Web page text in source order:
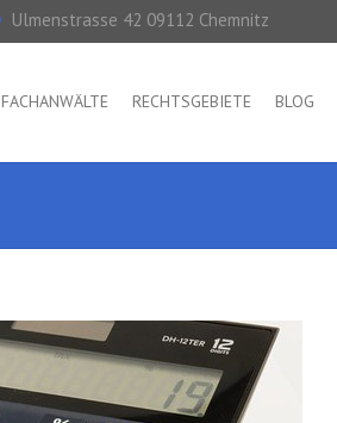
Ulmenstrasse 42 09112 Chemnitz
FACHANWÄLTE RECHTSGEBIETE BLOG